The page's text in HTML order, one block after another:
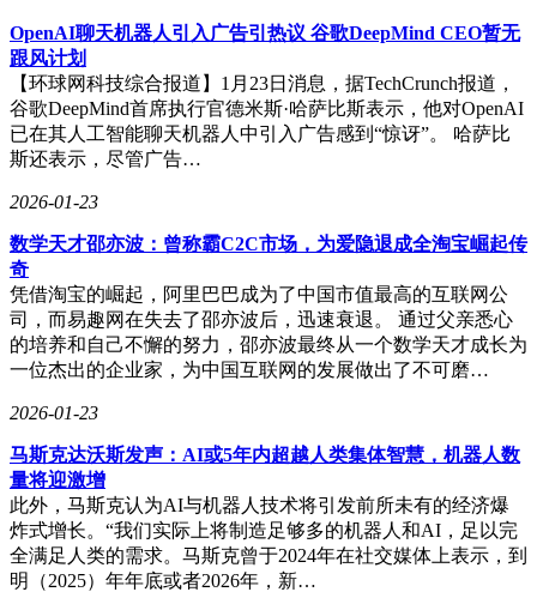
尽管争议不断，但资本市场已用真金白银表达态度。近期光伏
板块的持续走强，反映出投资者对"能源+科技"跨界融合的强
烈预期。随着商业航天技术突破和AI算力需求爆发，这个曾
经只存在于科幻作品中的概念，正在逐步转化为现实中的产业
机遇，为光伏行业开辟出全新的增长空间。
OpenAI聊天机器人引入广告引热议 谷歌DeepMind CEO暂无
跟风计划
【环球网科技综合报道】1月23日消息，据TechCrunch报道，
谷歌DeepMind首席执行官德米斯·哈萨比斯表示，他对OpenAI
已在其人工智能聊天机器人中引入广告感到“惊讶”。 哈萨比
斯还表示，尽管广告…
2026-01-23
数学天才邵亦波：曾称霸C2C市场，为爱隐退成全淘宝崛起传
奇
凭借淘宝的崛起，阿里巴巴成为了中国市值最高的互联网公
司，而易趣网在失去了邵亦波后，迅速衰退。 通过父亲悉心
的培养和自己不懈的努力，邵亦波最终从一个数学天才成长为
一位杰出的企业家，为中国互联网的发展做出了不可磨…
2026-01-23
马斯克达沃斯发声：AI或5年内超越人类集体智慧，机器人数
量将迎激增
此外，马斯克认为AI与机器人技术将引发前所未有的经济爆
炸式增长。“我们实际上将制造足够多的机器人和AI，足以完
全满足人类的需求。马斯克曾于2024年在社交媒体上表示，到
明（2025）年年底或者2026年，新…